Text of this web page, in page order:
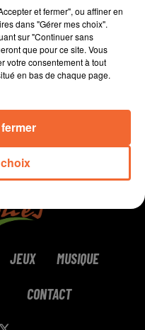
de coeur.
2 min 20 sec
JEUX MUSIQUE
CONTACT
et fermer", ou affiner en
dans "Gérer mes choix".
sur "Continuer sans
que pour ce site. Vous
votre consentement à tout
en bas de chaque page.